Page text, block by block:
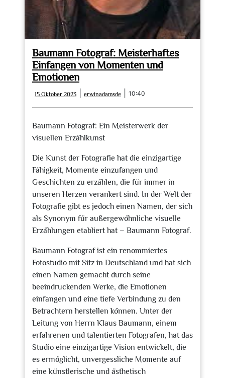
Baumann Fotograf: Meisterhaftes
Einfangen von Momenten und
Emotionen
15 Oktober 2023
Oktober
2023
erwinadamsde erwinadamsde
10:40
Baumann Fotograf: Ein Meisterwerk der
visuellen Erzählkunst
Die Kunst der Fotografie hat die einzigartige
Fähigkeit, Momente einzufangen und
Geschichten zu erzählen, die für immer in
unseren Herzen verankert sind. In der Welt der
Fotografie gibt es jedoch einen Namen, der sich
als Synonym für außergewöhnliche visuelle
Erzählungen etabliert hat – Baumann Fotograf.
Baumann Fotograf ist ein renommiertes
Fotostudio mit Sitz in Deutschland und hat sich
einen Namen gemacht durch seine
beeindruckenden Werke, die Emotionen
einfangen und eine tiefe Verbindung zu den
Betrachtern herstellen können. Unter der
Leitung von Herrn Klaus Baumann, einem
erfahrenen und talentierten Fotografen, hat das
Studio eine einzigartige Vision entwickelt, die
es ermöglicht, unvergessliche Momente auf
eine künstlerische und ästhetisch